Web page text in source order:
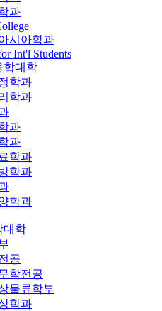
과
시아학과
Int'l Students
합대학
학과
학과
과
과
학과
학과
학과
대학
공
학전공
물류학부
학과